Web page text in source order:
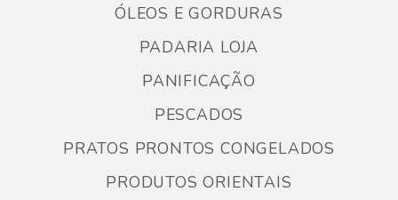
ÓLEOS E GORDURAS
PADARIA LOJA
PANIFICAÇÃO
PESCADOS
PRATOS PRONTOS CONGELADOS
PRODUTOS ORIENTAIS